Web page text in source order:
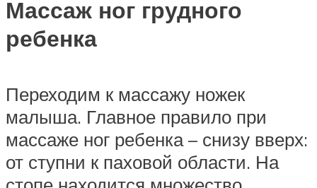
Массаж ног грудного
ребенка
Переходим к массажу ножек
малыша. Главное правило при
массаже ног ребенка – снизу вверх:
от ступни к паховой области. На